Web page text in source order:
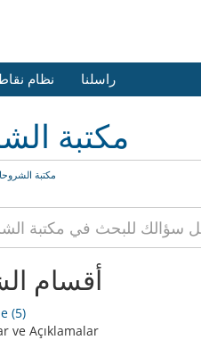
نظام راسلنا
مكتبة
مكتبة
أقسام
(5)
ve Açıklamalar